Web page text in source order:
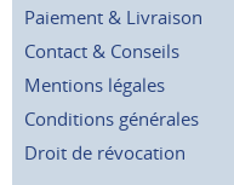
Paiement & Livraison
Contact & Conseils
Mentions légales
Conditions générales
Droit de révocation